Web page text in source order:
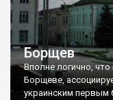
Борщев
Вполне логично,
Борщеве,
украинским первым